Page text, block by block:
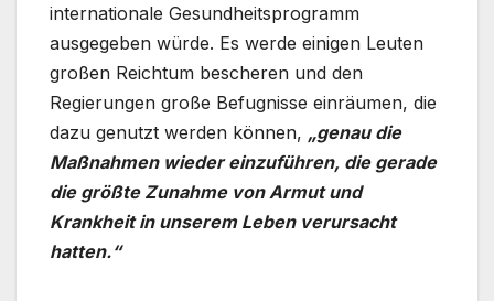
internationale Gesundheitsprogramm
ausgegeben würde. Es werde einigen Leuten
großen Reichtum bescheren und den
Regierungen große Befugnisse einräumen, die
dazu genutzt werden können, „genau die
Maßnahmen wieder einzuführen, die gerade
die größte Zunahme von Armut und
Krankheit in unserem Leben verursacht
hatten.“